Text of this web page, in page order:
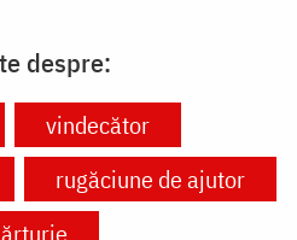
despre:
vindecător
rugăciune de ajutor